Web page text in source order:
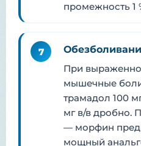
промежность 1
7
При
мышечные
трамадол 100
мг в/в дробно.
— морфин
мощный